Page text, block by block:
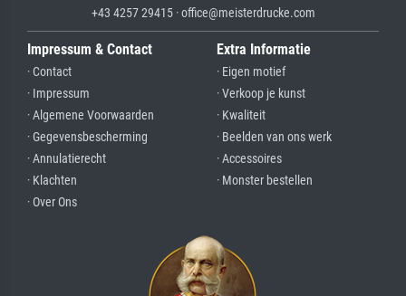
+43 4257 29415 · office@meisterdrucke.com
Impressum & Contact
· Contact
· Impressum
· Algemene Voorwaarden
· Gegevensbescherming
· Annulatierecht
· Klachten
· Over Ons
Extra Informatie
· Eigen motief
· Verkoop je kunst
· Kwaliteit
· Beelden van ons werk
· Accessoires
· Monster bestellen